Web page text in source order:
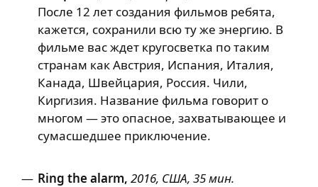
После 12 лет создания фильмов ребята,
кажется, сохранили всю ту же энергию. В
фильме вас ждет кругосветка по таким
странам как Австрия, Испания, Италия,
Канада, Швейцария, Россия. Чили,
Киргизия. Название фильма говорит о
многом — это опасное, захватывающее и
сумасшедшее приключение.
Ring the alarm, 2016, США, 35 мин.​